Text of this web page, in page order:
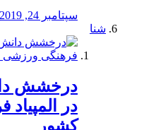
سپتامبر 24, 2019
شنا
درخشش
در
کشور